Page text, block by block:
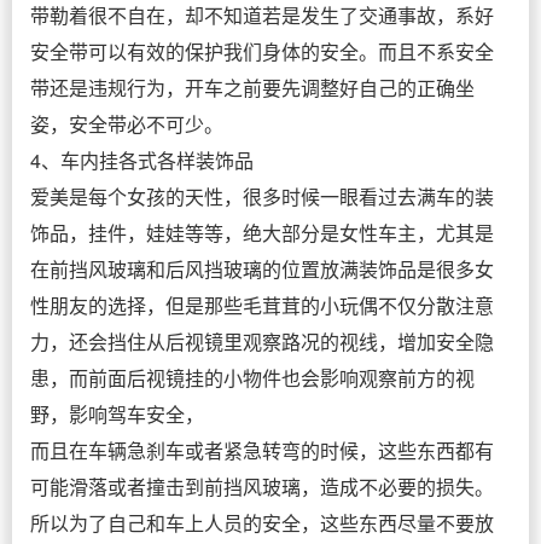
带勒着很不自在，却不知道若是发生了交通事故，系好
安全带可以有效的保护我们身体的安全。而且不系安全
带还是违规行为，开车之前要先调整好自己的正确坐
姿，安全带必不可少。
4、车内挂各式各样装饰品
爱美是每个女孩的天性，很多时候一眼看过去满车的装
饰品，挂件，娃娃等等，绝大部分是女性车主，尤其是
在前挡风玻璃和后风挡玻璃的位置放满装饰品是很多女
性朋友的选择，但是那些毛茸茸的小玩偶不仅分散注意
力，还会挡住从后视镜里观察路况的视线，增加安全隐
患，而前面后视镜挂的小物件也会影响观察前方的视
野，影响驾车安全，
而且在车辆急刹车或者紧急转弯的时候，这些东西都有
可能滑落或者撞击到前挡风玻璃，造成不必要的损失。
所以为了自己和车上人员的安全，这些东西尽量不要放